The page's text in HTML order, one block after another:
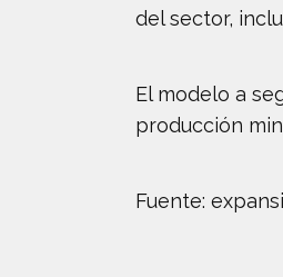
del sector,
El modelo a
producción
Fuente: